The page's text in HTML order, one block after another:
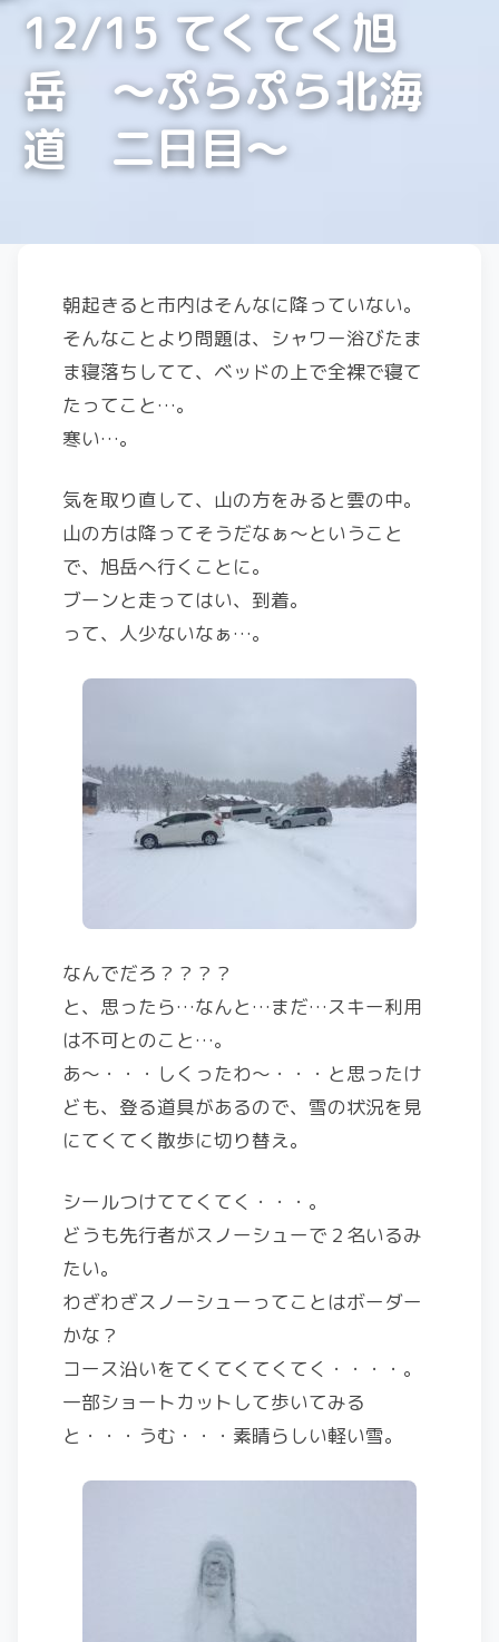
12/15 てくてく旭
岳 〜ぷらぷら北海
道 二日目〜
朝起きると市内はそんなに降っていない。
そんなことより問題は、シャワー浴びたま
ま寝落ちしてて、ベッドの上で全裸で寝て
たってこと…。
寒い…。
気を取り直して、山の方をみると雲の中。
山の方は降ってそうだなぁ〜ということ
で、旭岳へ行くことに。
ブーンと走ってはい、到着。
って、人少ないなぁ…。
なんでだろ？？？？
と、思ったら…なんと…まだ…スキー利用
は不可とのこと…。
あ〜・・・しくったわ〜・・・と思ったけ
ども、登る道具があるので、雪の状況を見
にてくてく散歩に切り替え。
シールつけててくてく・・・。
どうも先行者がスノーシューで２名いるみ
たい。
わざわざスノーシューってことはボーダー
かな？
コース沿いをてくてくてくてく・・・・。
一部ショートカットして歩いてみる
と・・・うむ・・・素晴らしい軽い雪。